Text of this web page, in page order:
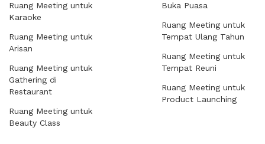
Ruang Meeting untuk
Karaoke
Ruang Meeting untuk
Arisan
Ruang Meeting untuk
Gathering di
Restaurant
Ruang Meeting untuk
Beauty Class
Buka Puasa
Ruang Meeting untuk
Tempat Ulang Tahun
Ruang Meeting untuk
Tempat Reuni
Ruang Meeting untuk
Product Launching